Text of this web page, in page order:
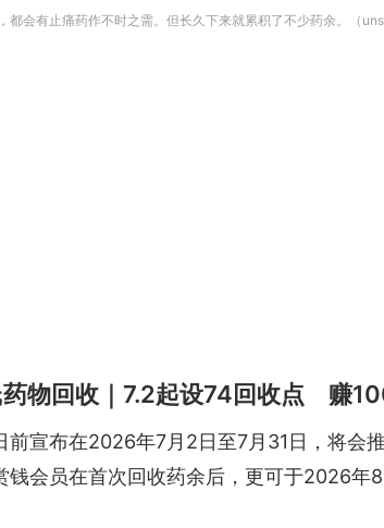
都会有止痛药作不时之需。但长久下来就累积了不少药余。（
药物回收｜7.2起设74回收点 赚
前宣布在2026年7月2日至7月31日，将会
钱会员在首次回收药余后，更可于2026年